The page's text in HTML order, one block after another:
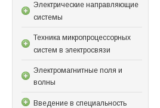
Электрические направляющие
системы
Техника микропроцессорных
систем в электросвязи
Электромагнитные поля и
волны
Введение в специальность